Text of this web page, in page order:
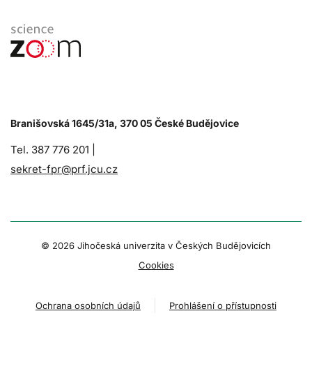
Branišovská 1645/31a, 370 05 České Budějovice
Tel. 387 776 201 |
sekret-fpr@prf.jcu.cz
© 2026 Jihočeská univerzita v Českých Budějovicích
Cookies
Ochrana osobních údajů Prohlášení o přístupnosti